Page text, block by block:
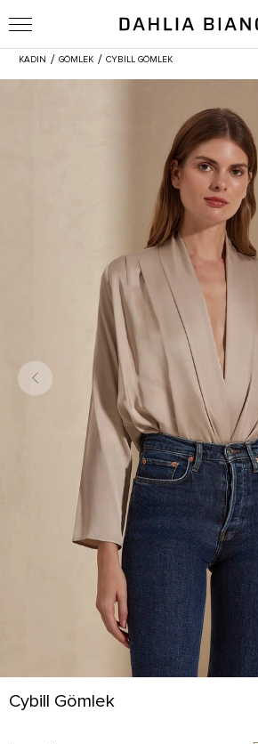
KADIN / GÖMLEK / CYBILL GÖMLEK
Cybill Gömlek